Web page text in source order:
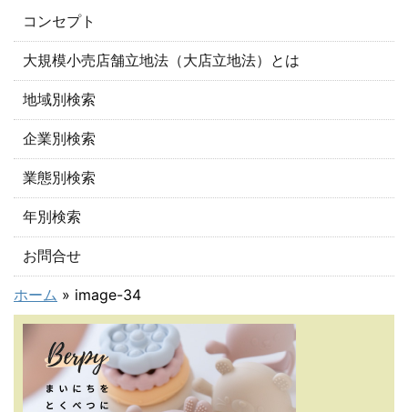
コンセプト
大規模小売店舗立地法（大店立地法）とは
地域別検索
企業別検索
業態別検索
年別検索
お問合せ
ホーム » image-34